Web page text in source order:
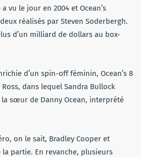
a vu le jour en 2004 et Ocean’s
réalisés par Steven Soderbergh.
d’un milliard de dollars au box-
d’un spin-off féminin, Ocean’s 8
dans lequel Sandra Bullock
la sœur de Danny Ocean, interprété
on le sait, Bradley Cooper et
partie. En revanche, plusieurs